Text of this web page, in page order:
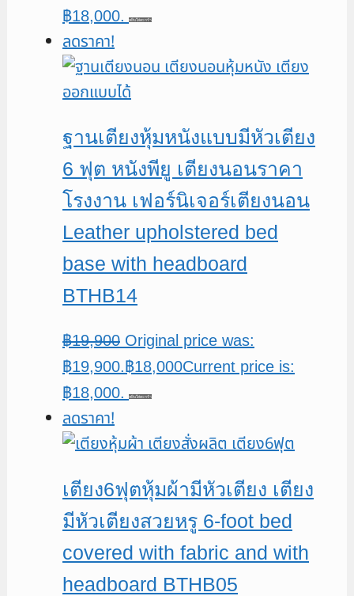
฿18,000.
หยิบใส่ตะกร้า
ลดราคา!
ฐานเตียงหุ้มหนังแบบมีหัวเตียง
6 ฟุต หนังพียู เตียงนอนราคา
โรงงาน เฟอร์นิเจอร์เตียงนอน
Leather upholstered bed
base with headboard
BTHB14
฿19,900 Original price was:
฿19,900.฿18,000Current price is:
฿18,000.
หยิบใส่ตะกร้า
ลดราคา!
เตียง6ฟุตหุ้มผ้ามีหัวเตียง เตียง
มีหัวเตียงสวยหรู 6-foot bed
covered with fabric and with
headboard BTHB05